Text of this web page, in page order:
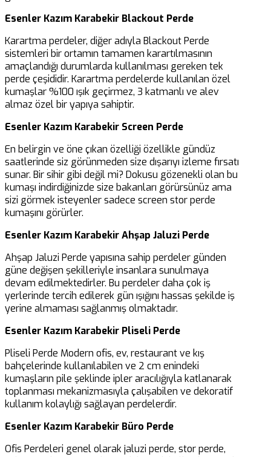
Esenler Kazım Karabekir Blackout Perde
Karartma perdeler, diğer adıyla Blackout Perde
sistemleri bir ortamın tamamen karartılmasının
amaçlandığı durumlarda kullanılması gereken tek
perde çeşididir. Karartma perdelerde kullanılan özel
kumaşlar %100 ışık geçirmez, 3 katmanlı ve alev
almaz özel bir yapıya sahiptir.
Esenler Kazım Karabekir Screen Perde
En belirgin ve öne çıkan özelliği özellikle gündüz
saatlerinde siz görünmeden size dışarıyı izleme fırsatı
sunar. Bir sihir gibi değil mi? Dokusu gözenekli olan bu
kumaşı indirdiğinizde size bakanları görürsünüz ama
sizi görmek isteyenler sadece screen stor perde
kumaşını görürler.
Esenler Kazım Karabekir Ahşap Jaluzi Perde
Ahşap Jaluzi Perde yapısına sahip perdeler günden
güne değişen şekilleriyle insanlara sunulmaya
devam edilmektedirler. Bu perdeler daha çok iş
yerlerinde tercih edilerek gün ışığını hassas şekilde iş
yerine almaması sağlanmış olmaktadır.
Esenler Kazım Karabekir Pliseli Perde
Pliseli Perde Modern ofis, ev, restaurant ve kış
bahçelerinde kullanılabilen ve 2 cm enindeki
kumaşların pile şeklinde ipler aracılığıyla katlanarak
toplanması mekanizmasıyla çalışabilen ve dekoratif
kullanım kolaylığı sağlayan perdelerdir.
Esenler Kazım Karabekir Büro Perde
Ofis Perdeleri genel olarak jaluzi perde, stor perde,